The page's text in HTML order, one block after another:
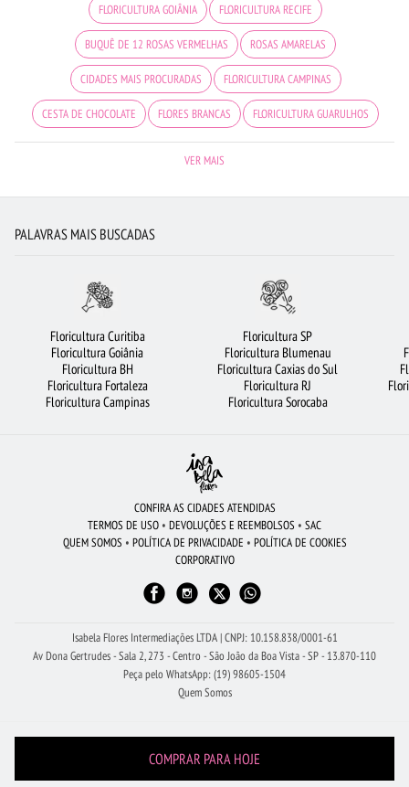
FLORICULTURA GOIÂNIA FLORICULTURA RECIFE
BUQUÊ DE 12 ROSAS VERMELHAS ROSAS AMARELAS
CIDADES MAIS PROCURADAS FLORICULTURA CAMPINAS
CESTA DE CHOCOLATE FLORES BRANCAS FLORICULTURA GUARULHOS
ROSAS FLORICULTURA OSASCO
FLORICULTURA NITERÓI MAIS BUSCADOS FLORICULTURA PORTO ALEGRE
FLORES DO CAMPO FLORICULTURA UBERLÂNDIA
VIOLETA
FLORICULTURA SÃO BERNARDO DO CAMPO
URSO DE PELÚCIA BUQUÊ DE 20 ROSAS VERMELHAS
ORQUÍDEAS
FLORICULTURA RIBEIRÃO PRETO FLORICULTURA MANAUS
ROSAS BRANCAS FLORICULTURA BRASÍLIA
VER MAIS
PALAVRAS MAIS BUSCADAS
Floricultura Curitiba
Floricultura Goiânia
Floricultura BH
Floricultura Fortaleza
Floricultura Campinas
Floricultura SP
Floricultura Blumenau
Floricultura Caxias do Sul
Floricultura RJ
Floricultura Sorocaba
CONFIRA AS CIDADES ATENDIDAS
TERMOS DE USO • DEVOLUÇÕES E REEMBOLSOS • SAC
QUEM SOMOS • POLÍTICA DE PRIVACIDADE • POLÍTICA DE COOKIES
CORPORATIVO
Isabela Flores Intermediações LTDA | CNPJ: 10.158.838/0001-61
Av Dona Gertrudes - Sala 2, 273 - Centro - São João da Boa Vista - SP - 13.870-110
Peça pelo WhatsApp: (19) 98605-1504
Quem Somos
COMPRAR PARA HOJE